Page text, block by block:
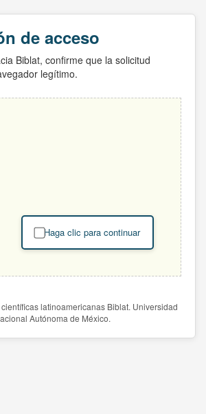
de acceso
Biblat, confirme que la solicitud
legítimo.
Haga clic para continuar
latinoamericanas Biblat. Universidad
Autónoma de México.